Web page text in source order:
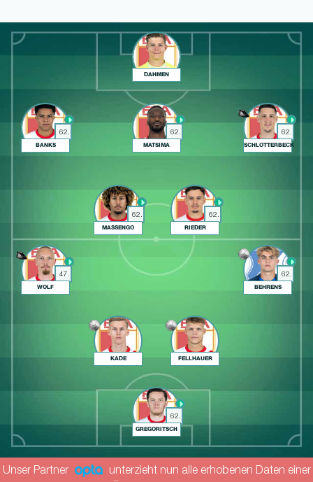
DAHMEN
62.
BANKS
62.
MATSIMA
62.
SCHLOTTERBECK
62.
MASSENGO
62.
RIEDER
47.
WOLF
62.
BEHRENS
KADE FELLHAUER
62.
GREGORITSCH
Unser Partner
unterzieht nun alle erhobenen Daten einer